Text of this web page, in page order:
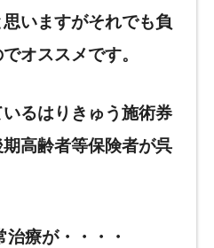
いますがそれでも負
オススメです。
るはりきゅう施術券
期高齢者等保険者が呉
治療が・・・・